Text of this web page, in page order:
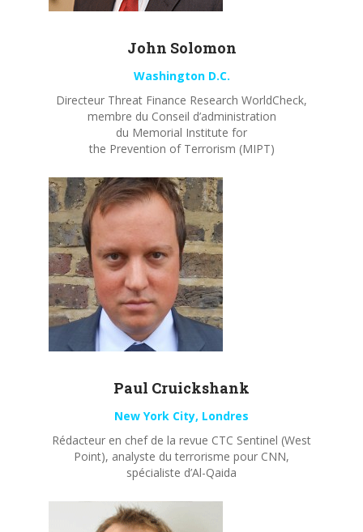
John Solomon
Washington D.C.
Directeur Threat Finance Research WorldCheck,
membre du Conseil d’administration
du Memorial Institute for
the Prevention of Terrorism (MIPT)
Paul Cruickshank
New York City, Londres
Rédacteur en chef de la revue CTC Sentinel (West
Point), analyste du terrorisme pour CNN,
spécialiste d’Al-Qaida